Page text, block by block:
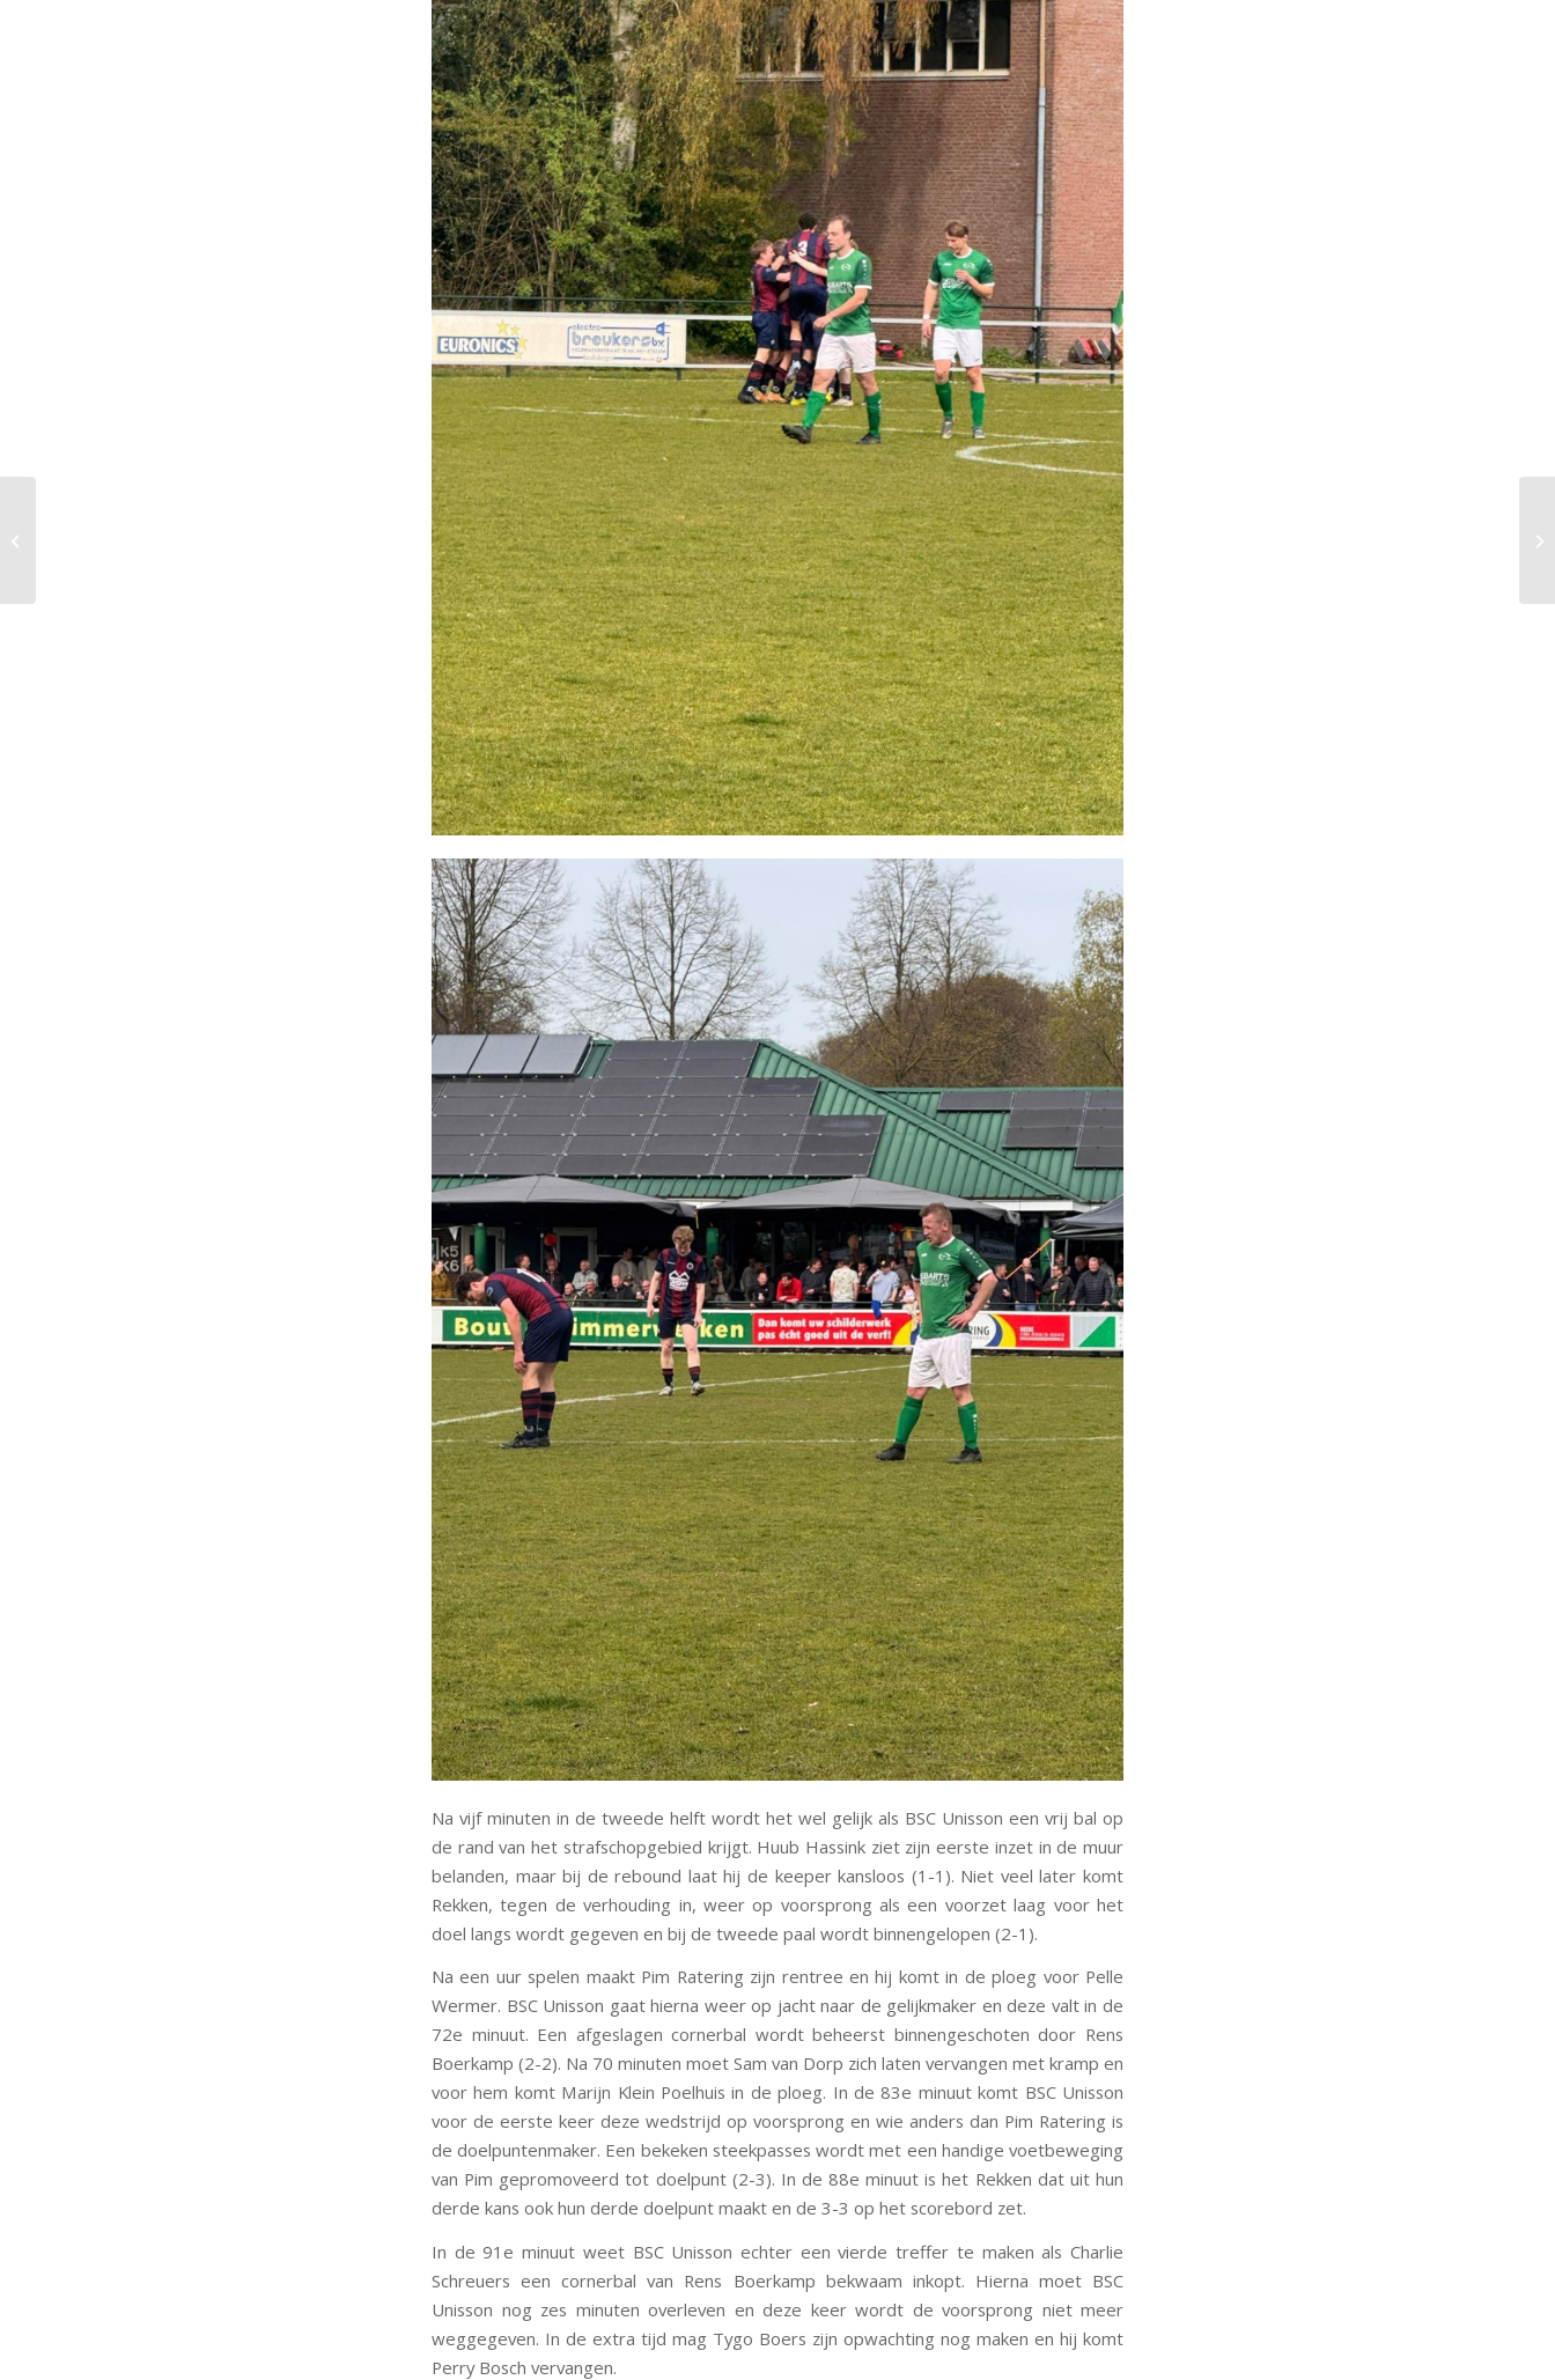
Na vijf minuten in de tweede helft wordt het wel gelijk als BSC Unisson een vrij bal op
de rand van het strafschopgebied krijgt. Huub Hassink ziet zijn eerste inzet in de muur
belanden, maar bij de rebound laat hij de keeper kansloos (1-1). Niet veel later komt
Rekken, tegen de verhouding in, weer op voorsprong als een voorzet laag voor het
doel langs wordt gegeven en bij de tweede paal wordt binnengelopen (2-1).
Na een uur spelen maakt Pim Ratering zijn rentree en hij komt in de ploeg voor Pelle
Wermer. BSC Unisson gaat hierna weer op jacht naar de gelijkmaker en deze valt in de
72e minuut. Een afgeslagen cornerbal wordt beheerst binnengeschoten door Rens
Boerkamp (2-2). Na 70 minuten moet Sam van Dorp zich laten vervangen met kramp en
voor hem komt Marijn Klein Poelhuis in de ploeg. In de 83e minuut komt BSC Unisson
voor de eerste keer deze wedstrijd op voorsprong en wie anders dan Pim Ratering is
de doelpuntenmaker. Een bekeken steekpasses wordt met een handige voetbeweging
van Pim gepromoveerd tot doelpunt (2-3). In de 88e minuut is het Rekken dat uit hun
derde kans ook hun derde doelpunt maakt en de 3-3 op het scorebord zet.
In de 91e minuut weet BSC Unisson echter een vierde treffer te maken als Charlie
Schreuers een cornerbal van Rens Boerkamp bekwaam inkopt. Hierna moet BSC
Unisson nog zes minuten overleven en deze keer wordt de voorsprong niet meer
weggegeven. In de extra tijd mag Tygo Boers zijn opwachting nog maken en hij komt
Perry Bosch vervangen.